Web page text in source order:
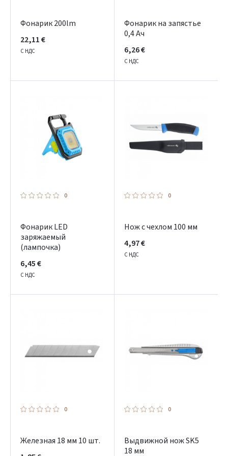
Фонарик 200lm
22,11 €
С НДС
Фонарик на запястье
0,4 Ач
6,26 €
С НДС
0
Фонарик LED
заряжаемый
(лампочка)
6,45 €
С НДС
0
Нож с чехлом 100 мм
4,97 €
С НДС
0
Железная 18 мм 10 шт.
0
Выдвижной нож SK5
18 мм